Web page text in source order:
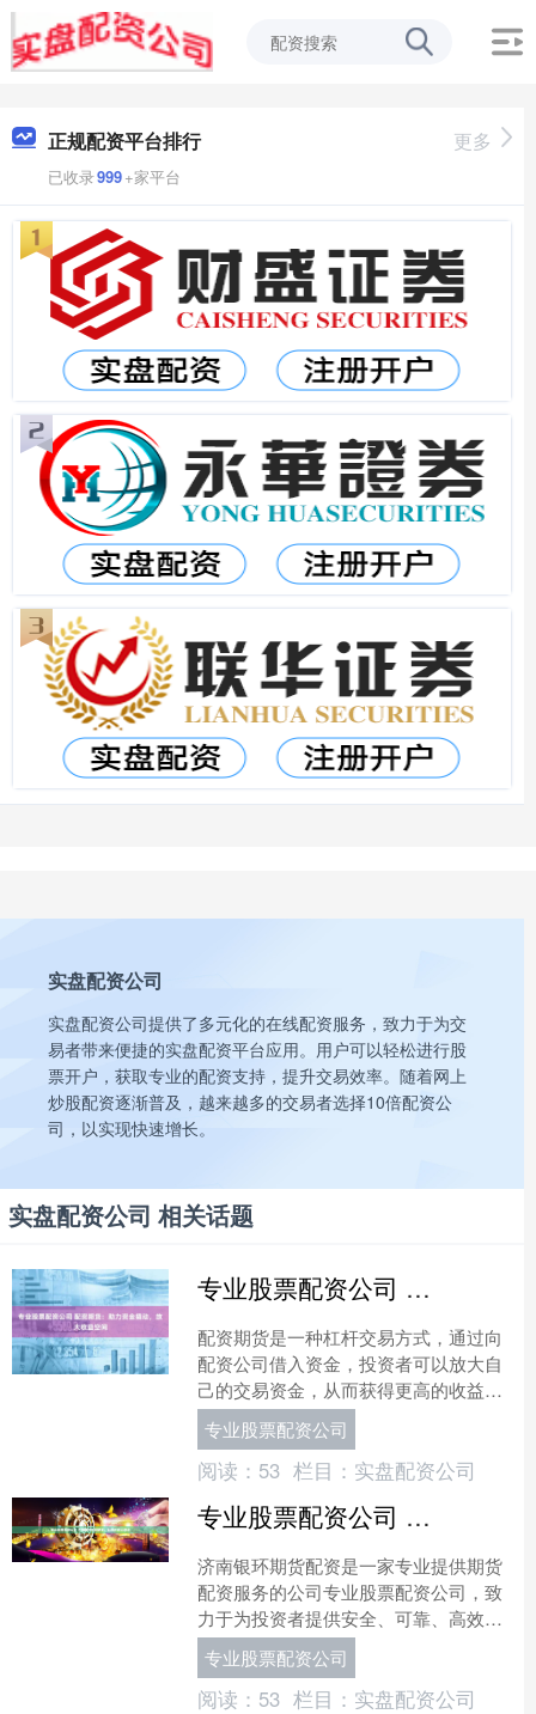
正规配资平台排行
已收录999+家平台
更多
实盘配资公司
实盘配资公司提供了多元化的在线配资服务，致力于为交
易者带来便捷的实盘配资平台应用。用户可以轻松进行股
票开户，获取专业的配资支持，提升交易效率。随着网上
炒股配资逐渐普及，越来越多的交易者选择10倍配资公
司，以实现快速增长。
实盘配资公司 相关话题
专业股票配资公司 配资期货：助力资金撬动，放大收益空间
配资期货是一种杠杆交易方式，通过向
配资公司借入资金，投资者可以放大自
己的交易资金，从而获得更高的收益空
间。 配资的杠杆作用可以放大投资者的
收益。例如，投资者自有....
专业股票配资公司
阅读： 53 栏目： 实盘配资公司
专业股票配资公司 济南银环期货配资：让您的资金倍增
济南银环期货配资是一家专业提供期货
配资服务的公司专业股票配资公司，致
力于为投资者提供安全、可靠、高效的
配资服务。 配资比例是指配资资金与自
有资金的比例。较高的配....
专业股票配资公司
阅读： 53 栏目： 实盘配资公司